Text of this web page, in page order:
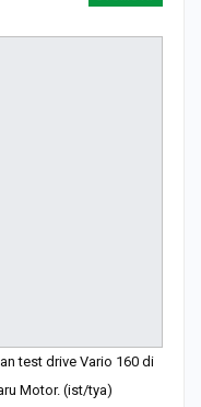
test drive Vario 160 di
Motor. (ist/tya)